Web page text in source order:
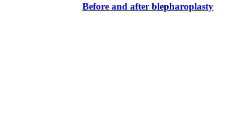
Before and after blepharoplasty